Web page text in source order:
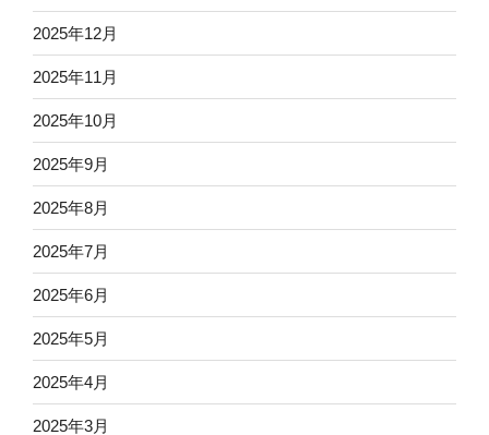
2025年12月
2025年11月
2025年10月
2025年9月
2025年8月
2025年7月
2025年6月
2025年5月
2025年4月
2025年3月